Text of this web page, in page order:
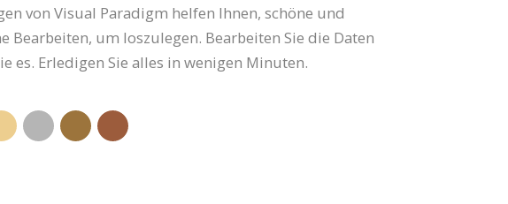
von Visual Paradigm helfen Ihnen, schöne und
um loszulegen. Bearbeiten Sie die Daten
es. Erledigen Sie alles in wenigen Minuten.